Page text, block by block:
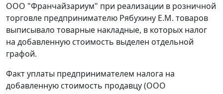
ООО "Франчайзариум" при реализации в розничной
торговле предпринимателю Рябухину Е.М. товаров
выписывало товарные накладные, в которых налог
на добавленную стоимость выделен отдельной
графой.
Факт уплаты предпринимателем налога на
добавленную стоимость продавцу (ООО